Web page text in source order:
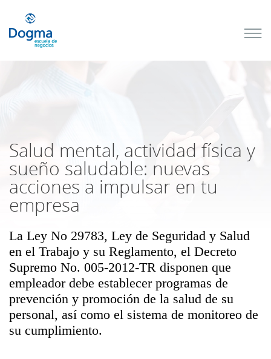
Salud mental, actividad física y
sueño saludable: nuevas
acciones a impulsar en tu
empresa
La Ley No 29783, Ley de Seguridad y Salud
en el Trabajo y su Reglamento, el Decreto
Supremo No. 005-2012-TR disponen que
empleador debe establecer programas de
prevención y promoción de la salud de su
personal, así como el sistema de monitoreo de
su cumplimiento.
próximos
Más Cursos